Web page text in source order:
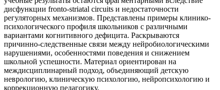
дисфункции fronto-striatal circuits и недостаточности
регуляторных механизмов. Представлены примеры клинико-
психологического профиля школьников с различными
вариантами когнитивного дефицита. Раскрываются
причинно-следственные связи между нейробиологическими
нарушениями, особенностями поведения и снижением
школьной успешности. Материал ориентирован на
междисциплинарный подход, объединяющий детскую
неврологию, клиническую психологию, нейропсихологию и
коррекционную педагогику.